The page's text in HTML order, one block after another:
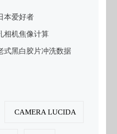
本爱好者
相机焦像计算
式黑白胶片冲洗数据
CAMERA LUCIDA